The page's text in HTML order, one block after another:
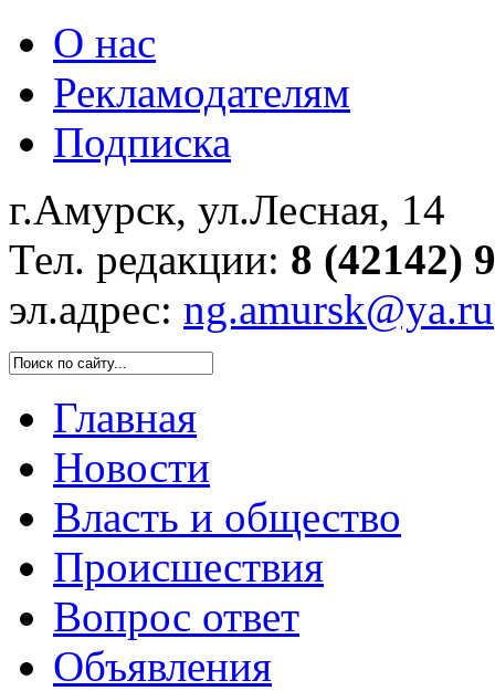
О нас
Рекламодателям
Подписка
г.Амурск, ул.Лесная, 14
Тел. редакции: 8 (42142)
эл.адрес: ng.amursk@ya.ru
Главная
Новости
Власть и общество
Происшествия
Вопрос ответ
Объявления